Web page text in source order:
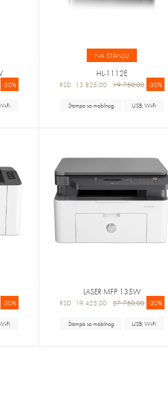
-30%
Fi
NA STANJU
HL-1112E
RSD 13 825,0019 750,00 -30%
Štampa sa mobilnog USB, Wi-Fi
-30%
Fi
LASER MFP 135W
RSD 19 425,0027 750,00 -30%
Štampa sa mobilnog USB, Wi-Fi